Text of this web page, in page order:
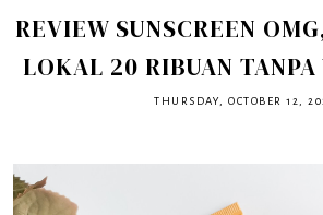
REVIEW SUNSCREEN
LOKAL 20 RIBUAN
THURSDAY, OCTOBER 12,